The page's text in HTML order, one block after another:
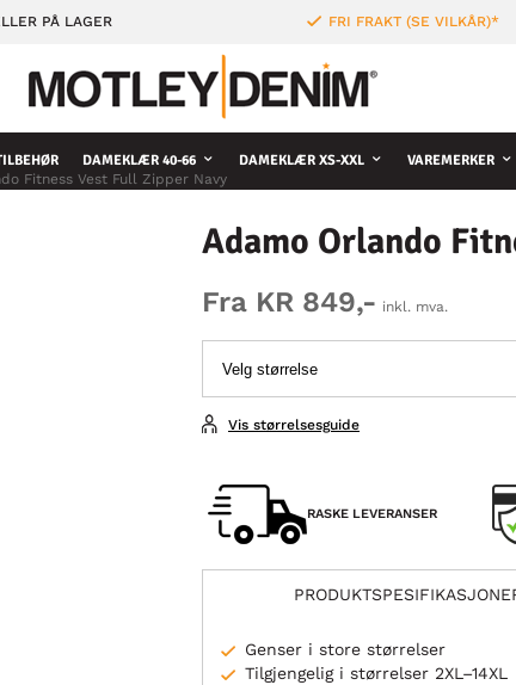
PÅ LAGER FRI FRAKT (SE VILKÅR)*
DAMEKLÆR 40-66 DAMEKLÆR XS-XXL VAREMERKER
Fitness Vest Full Zipper Navy
Adamo Orlando
Fra KR 849,- inkl. mva.
Vis størrelsesguide
RASKE LEVERANSER
Genser i store størrelser
Tilgjengelig i størrelser 2XL–14XL